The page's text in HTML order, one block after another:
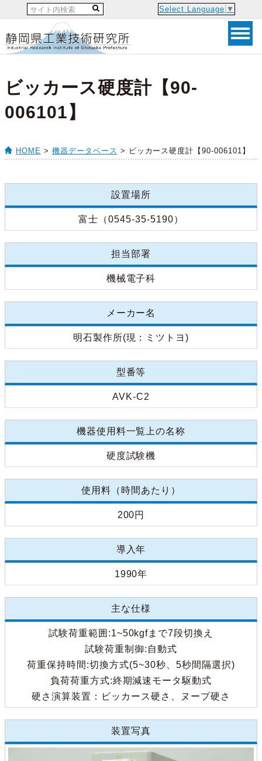
Select Language ▼
ビッカース硬度計【90-
006101】
HOME > 機器データベース > ビッカース硬度計【90-006101】
設置場所
富士（0545-35-5190）
担当部署
機械電子科
メーカー名
明石製作所(現：ミツトヨ)
型番等
AVK-C2
機器使用料一覧上の名称
硬度試験機
使用料（時間あたり）
200円
導入年
1990年
主な仕様
試験荷重範囲:1~50kgfまで7段切換え
試験荷重制御:自動式
荷重保持時間:切換方式(5~30秒、5秒間隔選択)
負荷荷重方式:終期減速モータ駆動式
硬さ演算装置：ビッカース硬さ、ヌープ硬さ
装置写真